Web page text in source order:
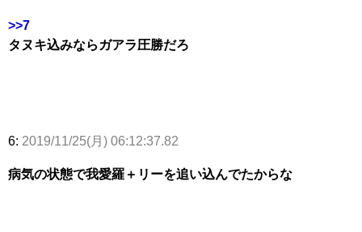
>>7
タヌキ込みならガアラ圧勝だろ
6: 2019/11/25(月) 06:12:37.82
病気の状態で我愛羅＋リーを追い込んでたからな